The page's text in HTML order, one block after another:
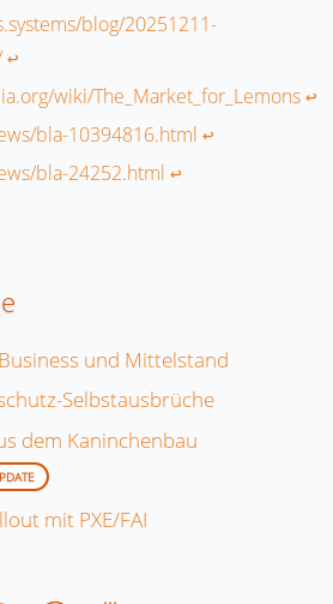
blog/20251211-
↩︎
wiki/The_Market_for_Lemons↩︎
bla-10394816.html ↩︎
bla-24252.html ↩︎
und Mittelstand
Selbstausbrüche
dem Kaninchenbau
mit PXE/FAI